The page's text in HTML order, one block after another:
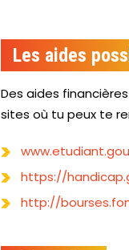
Les aides
Des aides
sites où tu peux te
https://
http://